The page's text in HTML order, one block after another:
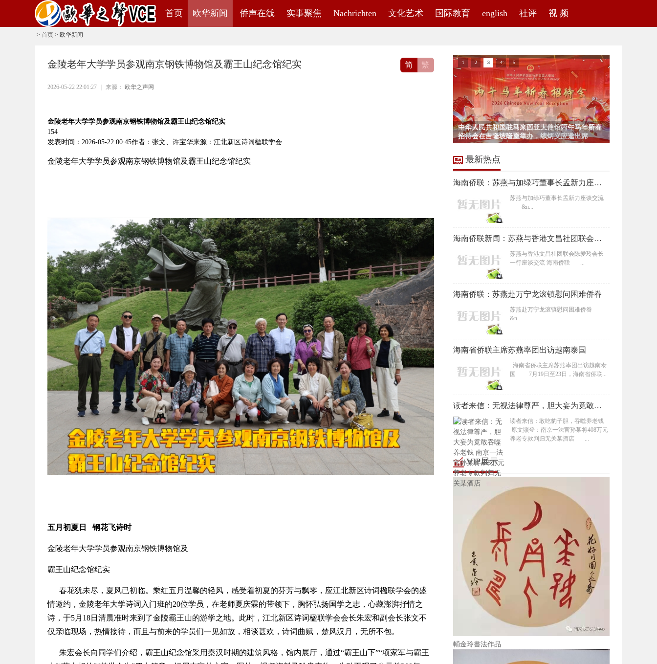
首页 欧华新闻 侨声在线 实事聚焦 Nachrichten 文化艺术 国际教育 english 社评 视 频
> 首页 > 欧华新闻
金陵老年大学学员参观南京钢铁博物馆及霸王山纪念馆纪实 简 繁
2026-05-22 22:01:27 来源： 欧华之声网
金陵老年大学学员参观南京钢铁博物馆及霸王山纪念馆纪实
154
发表时间：2026-05-22 00:45作者：张文、许宝华来源：江北新区诗词楹联学会
金陵老年大学学员参观南京钢铁博物馆及霸王山纪念馆纪实
五月初夏日钢花飞诗时
金陵老年大学学员参观南京钢铁博物馆及
霸王山纪念馆纪实
春花犹未尽，夏风已初临。乘红五月温馨的轻风，感受着初夏的芬芳与飘零，应江北新区诗词楹联学会的盛
情邀约，金陵老年大学诗词入门班的20位学员，在老师夏庆霖的带领下，胸怀弘扬国学之志，心藏澎湃抒情之
诗，于5月18日清晨准时来到了金陵霸王山的游学之地。此时，江北新区诗词楹联学会会长朱宏和副会长张文不
仅亲临现场，热情接待，而且与前来的学员们一见如故，相谈甚欢，诗词曲赋，楚风汉月，无所不包。
朱宏会长向同学们介绍，霸王山纪念馆采用秦汉时期的建筑风格，馆内展厅，通过“霸王山下”“项家军与霸王
中国驻杜塞尔多夫总领事余勇出席波恩华侨中文
学校40周年校庆
石不能言最可人 || 邹雷
海南昌江县委统战部副部长王丹一行到访省侨商
会、省潮促会调研交流
中华人民共和国驻马来西亚大使馆丙午马年新春
招待会在吉隆坡隆重举办，续炳义应邀出席
1 2 3 4 5
最新热点
海南侨联：苏燕与加绿巧董事长孟新力座谈交流
苏燕与加绿巧董事长孟新力座谈交流
&n...
海南侨联新闻：苏燕与香港文昌社团联会陈爱玲会长一行座谈交流
苏燕与香港文昌社团联会陈爱玲会长
一行座谈交流 海南侨联 ...
海南侨联：苏燕赴万宁龙滚镇慰问困难侨眷
苏燕赴万宁龙滚镇慰问困难侨眷
&n...
海南省侨联主席苏燕率团出访越南泰国
海南省侨联主席苏燕率团出访越南泰
国 7月19日至23日，海南省侨联...
读者来信：无视法律尊严，胆大妄为竟敢吞噬养老钱 南京一法官孙某将408万元养老专款判归无关某酒店
读者来信：敢吃豹子胆，吞噬养老钱
原文照登：南京一法官孙某将408万元
养老专款判归无关某酒店 ...
VIP展示
輔金玲書法作品